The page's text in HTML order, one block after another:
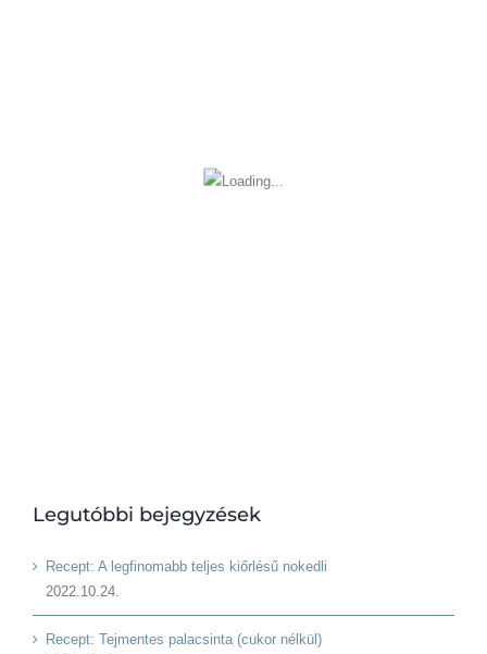
Legutóbbi bejegyzések
Recept: A legfinomabb teljes kiőrlésű nokedli
2022.10.24.
Recept: Tejmentes palacsinta (cukor nélkül)